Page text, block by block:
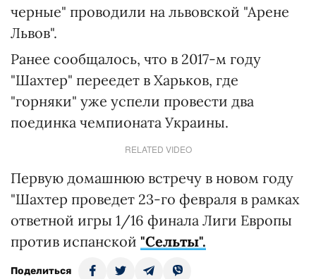
черные" проводили на львовской "Арене
Львов".
Ранее сообщалось, что в 2017-м году
"Шахтер" переедет в Харьков, где
"горняки" уже успели провести два
поединка чемпионата Украины.
RELATED VIDEO
Первую домашнюю встречу в новом году
"Шахтер проведет 23-го февраля в рамках
ответной игры 1/16 финала Лиги Европы
против испанской "Сельты".
Поделиться